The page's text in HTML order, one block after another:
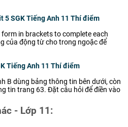
5 SGK Tiếng Anh 11 Thí điểm
in brackets to complete each
của động từ cho trong ngoặc để
Tiếng Anh 11 Thí điểm
B dùng bảng thông tin bên dưới, còn
tin trang 63. Đặt câu hỏi để điền vào
- Lớp 11: